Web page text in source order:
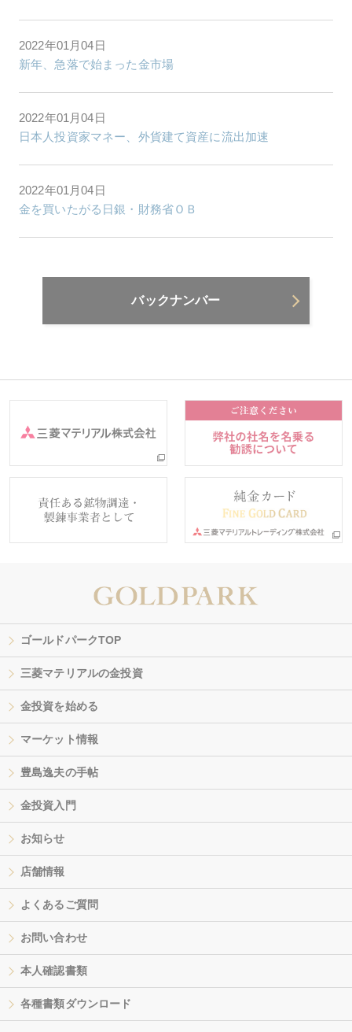
2022年01月04日
新年、急落で始まった金市場
2022年01月04日
日本人投資家マネー、外貨建て資産に流出加速
2022年01月04日
金を買いたがる日銀・財務省ＯＢ
バックナンバー
ゴールドパークTOP
三菱マテリアルの金投資
金投資を始める
マーケット情報
豊島逸夫の手帖
金投資入門
お知らせ
店舗情報
よくあるご質問
お問い合わせ
本人確認書類
各種書類ダウンロード